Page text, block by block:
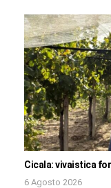
Cicala: vivaistica
6 Agosto 2026